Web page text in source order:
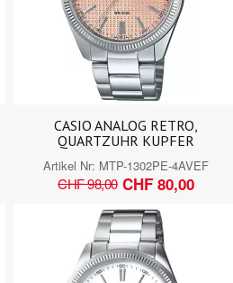
CASIO ANALOG RETRO,
QUARTZUHR KUPFER
Artikel Nr: MTP-1302PE-4AVEF
CHF 98,00 CHF 80,00